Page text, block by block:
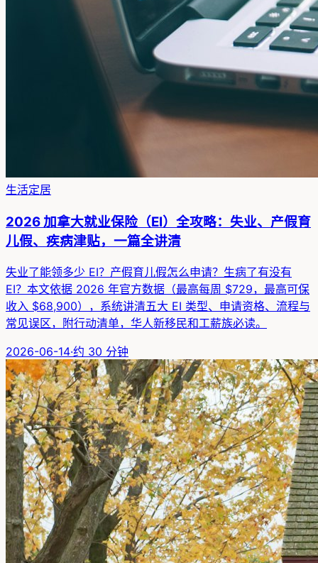
生活定居
2026 加拿大就业保险（EI）全攻略：失业、产假育
儿假、疾病津贴，一篇全讲清
失业了能领多少 EI？产假育儿假怎么申请？生病了有没有
EI？本文依据 2026 年官方数据（最高每周 $729，最高可保
收入 $68,900），系统讲清五大 EI 类型、申请资格、流程与
常见误区，附行动清单，华人新移民和工薪族必读。
2026-06-14·约 30 分钟